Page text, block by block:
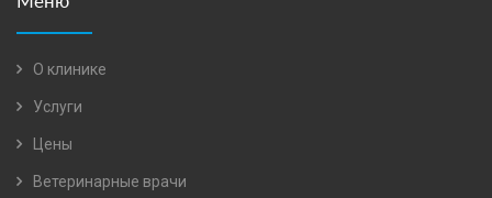
О клинике
Услуги
Цены
Ветеринарные врачи